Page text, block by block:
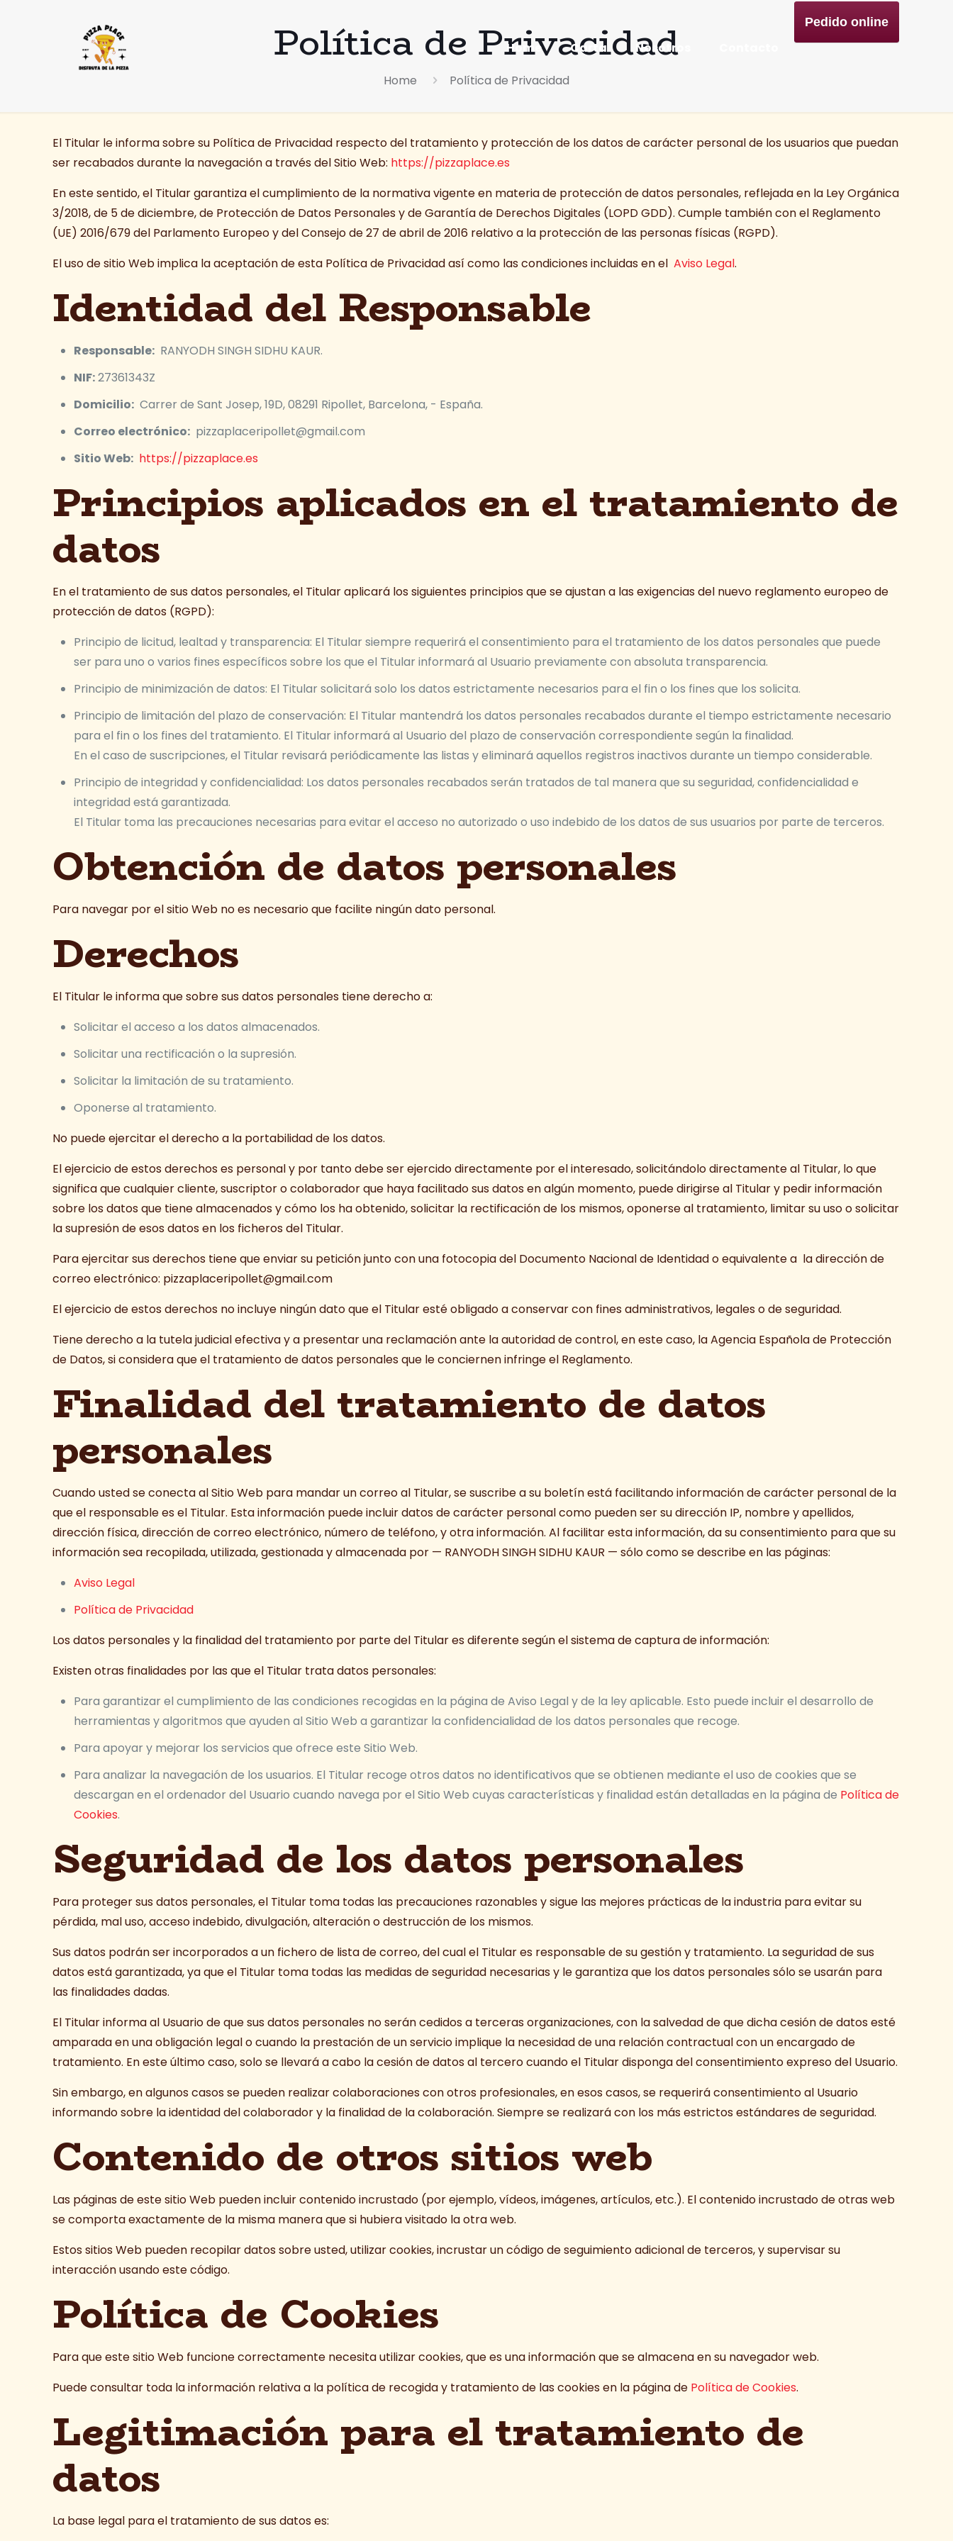
Home Carta Nosotros
Pedido online
Política de Privacidad
Home Política de Privacidad
El Titular le informa sobre su Política de Privacidad respecto del tratamiento y protección de los datos de carácter personal de los usuarios que puedan
ser recabados durante la navegación a través del Sitio Web: https://pizzaplace.es
En este sentido, el Titular garantiza el cumplimiento de la normativa vigente en materia de protección de datos personales, reflejada en la Ley Orgánica
3/2018, de 5 de diciembre, de Protección de Datos Personales y de Garantía de Derechos Digitales (LOPD GDD). Cumple también con el Reglamento
(UE) 2016/679 del Parlamento Europeo y del Consejo de 27 de abril de 2016 relativo a la protección de las personas físicas (RGPD).
El uso de sitio Web implica la aceptación de esta Política de Privacidad así como las condiciones incluidas en elAviso Legal.
Identidad del Responsable
Responsable: RANYODH SINGH SIDHU KAUR.
NIF:27361343Z
Domicilio: Carrer de Sant Josep, 19D, 08291 Ripollet, Barcelona, - España.
Correo electrónico: pizzaplaceripollet@gmail.com
Sitio Web: https://pizzaplace.es
Principios aplicados en el tratamiento de
datos
En el tratamiento de sus datos personales, el Titular aplicará los siguientes principios que se ajustan a las exigencias del nuevo reglamento europeo de
protección de datos (RGPD):
Principio de licitud, lealtad y transparencia: El Titular siempre requerirá el consentimiento para el tratamiento de los datos personales que puede
ser para uno o varios fines específicos sobre los que el Titular informará al Usuario previamente con absoluta transparencia.
Principio de minimización de datos: El Titular solicitará solo los datos estrictamente necesarios para el fin o los fines que los solicita.
Principio de limitación del plazo de conservación: El Titular mantendrá los datos personales recabados durante el tiempo estrictamente necesario
para el fin o los fines del tratamiento. El Titular informará al Usuario del plazo de conservación correspondiente según la finalidad.
En el caso de suscripciones, el Titular revisará periódicamente las listas y eliminará aquellos registros inactivos durante un tiempo considerable.
Principio de integridad y confidencialidad: Los datos personales recabados serán tratados de tal manera que su seguridad, confidencialidad e
integridad está garantizada.
El Titular toma las precauciones necesarias para evitar el acceso no autorizado o uso indebido de los datos de sus usuarios por parte de terceros.
Obtención de datos personales
Para navegar por el sitio Web no es necesario que facilite ningún dato personal.
Derechos
El Titular le informa que sobre sus datos personales tiene derecho a:
Solicitar el acceso a los datos almacenados.
Solicitar una rectificación o la supresión.
Solicitar la limitación de su tratamiento.
Oponerse al tratamiento.
No puede ejercitar el derecho a la portabilidad de los datos.
El ejercicio de estos derechos es personal y por tanto debe ser ejercido directamente por el interesado, solicitándolo directamente al Titular, lo que
significa que cualquier cliente, suscriptor o colaborador que haya facilitado sus datos en algún momento, puede dirigirse al Titular y pedir información
sobre los datos que tiene almacenados y cómo los ha obtenido, solicitar la rectificación de los mismos, oponerse al tratamiento, limitar su uso o solicitar
la supresión de esos datos en los ficheros del Titular.
Para ejercitar sus derechos tiene que enviar su petición junto con una fotocopia del Documento Nacional de Identidad o equivalente a la dirección de
correo electrónico: pizzaplaceripollet@gmail.com
El ejercicio de estos derechos no incluye ningún dato que el Titular esté obligado a conservar con fines administrativos, legales o de seguridad.
Tiene derecho a la tutela judicial efectiva y a presentar una reclamación ante la autoridad de control, en este caso, la Agencia Española de Protección
de Datos, si considera que el tratamiento de datos personales que le conciernen infringe el Reglamento.
Finalidad del tratamiento de datos
personales
Cuando usted se conecta al Sitio Web para mandar un correo al Titular, se suscribe a su boletín está facilitando información de carácter personal de la
que el responsable es el Titular. Esta información puede incluir datos de carácter personal como pueden ser su dirección IP, nombre y apellidos,
dirección física, dirección de correo electrónico, número de teléfono, y otra información. Al facilitar esta información, da su consentimiento para que su
información sea recopilada, utilizada, gestionada y almacenada por — RANYODH SINGH SIDHU KAUR — sólo como se describe en las páginas:
Aviso Legal
Política de Privacidad
Los datos personales y la finalidad del tratamiento por parte del Titular es diferente según el sistema de captura de información:
Existen otras finalidades por las que el Titular trata datos personales:
Para garantizar el cumplimiento de las condiciones recogidas en la página de Aviso Legal y de la ley aplicable. Esto puede incluir el desarrollo de
herramientas y algoritmos que ayuden al Sitio Web a garantizar la confidencialidad de los datos personales que recoge.
Para apoyar y mejorar los servicios que ofrece este Sitio Web.
Para analizar la navegación de los usuarios. El Titular recoge otros datos no identificativos que se obtienen mediante el uso de cookies que se
descargan en el ordenador del Usuario cuando navega por el Sitio Web cuyas características y finalidad están detalladas en la página de Política de
Cookies.
Seguridad de los datos personales
Para proteger sus datos personales, el Titular toma todas las precauciones razonables y sigue las mejores prácticas de la industria para evitar su
pérdida, mal uso, acceso indebido, divulgación, alteración o destrucción de los mismos.
Sus datos podrán ser incorporados a un fichero de lista de correo, del cual el Titular es responsable de su gestión y tratamiento. La seguridad de sus
datos está garantizada, ya que el Titular toma todas las medidas de seguridad necesarias y le garantiza que los datos personales sólo se usarán para
las finalidades dadas.
El Titular informa al Usuario de que sus datos personales no serán cedidos a terceras organizaciones, con la salvedad de que dicha cesión de datos esté
amparada en una obligación legal o cuando la prestación de un servicio implique la necesidad de una relación contractual con un encargado de
tratamiento. En este último caso, solo se llevará a cabo la cesión de datos al tercero cuando el Titular disponga del consentimiento expreso del Usuario.
Sin embargo, en algunos casos se pueden realizar colaboraciones con otros profesionales, en esos casos, se requerirá consentimiento al Usuario
informando sobre la identidad del colaborador y la finalidad de la colaboración. Siempre se realizará con los más estrictos estándares de seguridad.
Contenido de otros sitios web
Las páginas de este sitio Web pueden incluir contenido incrustado (por ejemplo, vídeos, imágenes, artículos, etc.). El contenido incrustado de otras web
se comporta exactamente de la misma manera que si hubiera visitado la otra web.
Estos sitios Web pueden recopilar datos sobre usted, utilizar cookies, incrustar un código de seguimiento adicional de terceros, y supervisar su
interacción usando este código.
Política de Cookies
Para que este sitio Web funcione correctamente necesita utilizar cookies, que es una información que se almacena en su navegador web.
Puede consultar toda la información relativa a la política de recogida y tratamiento de las cookies en la página de Política de Cookies.
Legitimación para el tratamiento de
datos
La base legal para el tratamiento de sus datos es: